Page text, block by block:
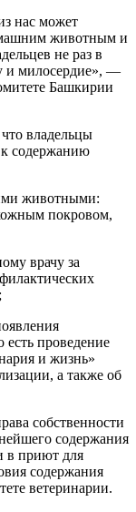
нас может
животным и
не раз в
и милосердие», —
Башкирии
владельцы
содержанию
животными:
покровом,
врачу за
проведение
и жизнь»
а также об
собственности
содержания
в приют для
содержания
ветеринарии.